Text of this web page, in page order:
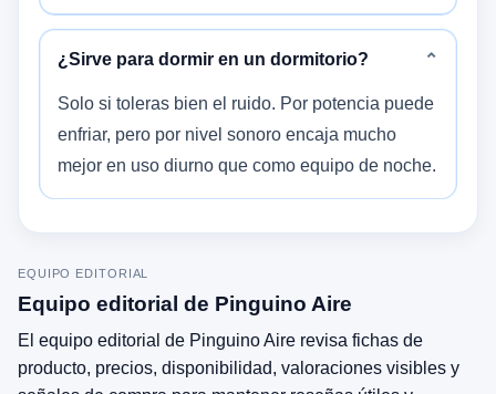
¿Sirve para dormir en un dormitorio? ⌄
Solo si toleras bien el ruido. Por potencia puede
enfriar, pero por nivel sonoro encaja mucho
mejor en uso diurno que como equipo de noche.
EQUIPO EDITORIAL
Equipo editorial de Pinguino Aire
El equipo editorial de Pinguino Aire revisa fichas de
producto, precios, disponibilidad, valoraciones visibles y